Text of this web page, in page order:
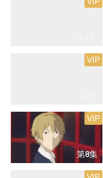
第6集
第7集
VIP
第8集
VIP